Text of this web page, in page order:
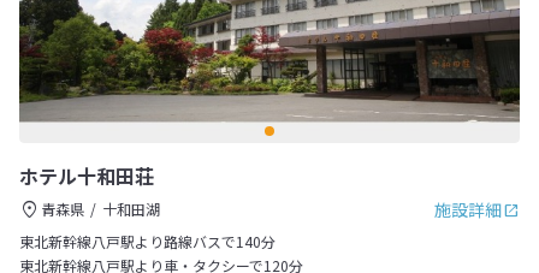
ホテル十和田荘
施設詳細
青森県
十和田湖
東北新幹線八戸駅より路線バスで140分
東北新幹線八戸駅より車・タクシーで120分